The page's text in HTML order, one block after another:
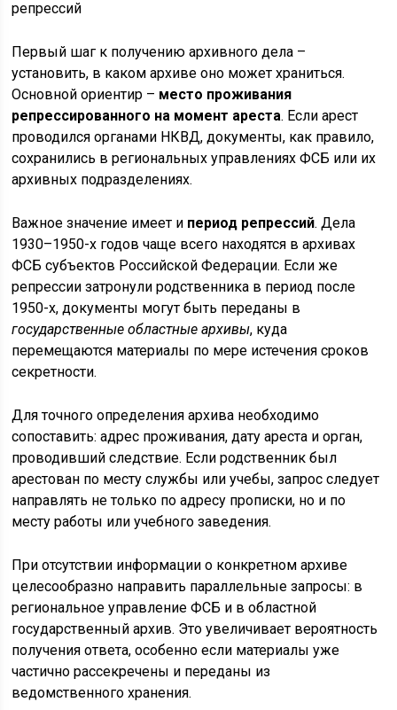
Первый шаг к получению архивного дела –
установить, в каком архиве оно может храниться.
Основной ориентир – место проживания
репрессированного на момент ареста. Если арест
проводился органами НКВД, документы, как правило,
сохранились в региональных управлениях ФСБ или их
архивных подразделениях.
Важное значение имеет и период репрессий. Дела
1930–1950-х годов чаще всего находятся в архивах
ФСБ субъектов Российской Федерации. Если же
репрессии затронули родственника в период после
1950-х, документы могут быть переданы в
государственные областные архивы, куда
перемещаются материалы по мере истечения сроков
секретности.
Для точного определения архива необходимо
сопоставить: адрес проживания, дату ареста и орган,
проводивший следствие. Если родственник был
арестован по месту службы или учебы, запрос следует
направлять не только по адресу прописки, но и по
месту работы или учебного заведения.
При отсутствии информации о конкретном архиве
целесообразно направить параллельные запросы: в
региональное управление ФСБ и в областной
государственный архив. Это увеличивает вероятность
получения ответа, особенно если материалы уже
частично рассекречены и переданы из
ведомственного хранения.